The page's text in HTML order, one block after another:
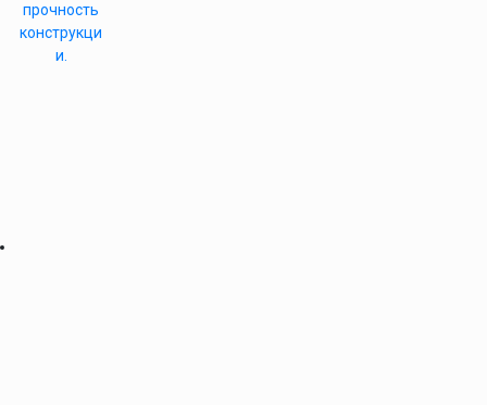
прочность
конструкци
и.